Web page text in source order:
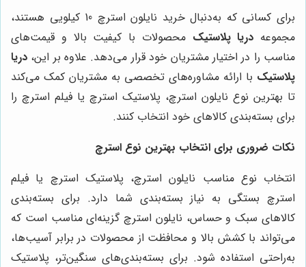
برای کسانی که به‌دنبال خرید نایلون استرچ 10 کیلویی هستند،
مجموعه دریا پلاستیک محصولات با کیفیت بالا و قیمت‌های
مناسب را در اختیار مشتریان خود قرار می‌دهد. علاوه بر این، دریا
پلاستیک با ارائه مشاوره‌های تخصصی به مشتریان کمک می‌کند
تا بهترین نوع نایلون استرچ، پلاستیک استرچ یا فیلم استرچ را
برای بسته‌بندی کالاهای خود انتخاب کنند.
نکات ضروری برای انتخاب بهترین نوع استرچ
انتخاب نوع مناسب نایلون استرچ، پلاستیک استرچ یا فیلم
استرچ بستگی به نیاز بسته‌بندی شما دارد. برای بسته‌بندی
کالاهای سبک و حساس، نایلون استرچ گزینه‌ای مناسب است که
می‌تواند با کشش بالا و محافظت از محصولات در برابر آسیب‌ها،
به‌راحتی استفاده شود. برای بسته‌بندی‌های سنگین‌تر، پلاستیک